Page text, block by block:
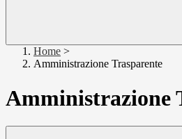
Home >
Amministrazione Trasparente
Amministrazione